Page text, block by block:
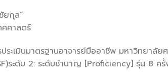
ยกุล”
ศศาสตร์
ประเมินมาตรฐานอาจารย์มืออาชีพ มหาวิทยา
ระดับ 2: ระดับชำนาญ [Proficiency] รุ่น 8